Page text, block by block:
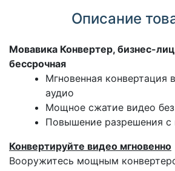
Описание
Мовавика Конвертер, бизнес-
бессрочная
Мгновенная конвертация
аудио
Мощное сжатие видео без
Повышение разрешения
Конвертируйте видео мгновенно
Вооружитесь мощным